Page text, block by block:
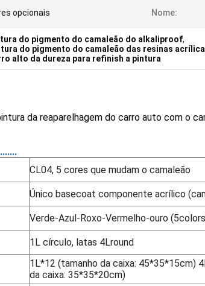
opcionais Nome:
do pigmento do camaleão do alkaliproof,
do pigmento do camaleão das resinas
alto da dureza para refinish a pintura
da reaparelhagem do carro auto com o
CL04, 5 cores que mudam o camaleão
Único basecoat componente acrílico
Verde-Azul-Roxo-Vermelho-ouro
1L círculo, latas 4Lround
1L*12 (tamanho da caixa: 45*35*15cm)
da caixa: 35*35*20cm)